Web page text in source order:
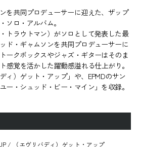
を共同プロデューサーに迎えた、ザップ
ソロ・アルバム。
トラウトマン）がソロとして発表した最
ド・ギャムソンを共同プロデューサーに
ークボックスやジャズ・ギターはそのま
感覚を活かした躍動感溢れる仕上がり。
ィ）ゲット・アップ」や、EPMDのサン
ー・シュッド・ビー・マイン」を収録。
UP / （エヴリバディ）ゲット・アップ